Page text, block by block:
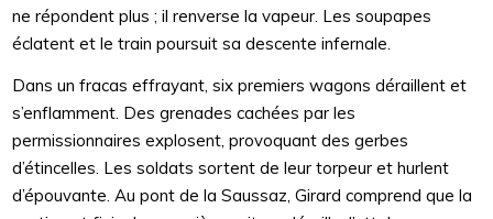
ne répondent plus ; il renverse la vapeur. Les soupapes
éclatent et le train poursuit sa descente infernale.
Dans un fracas effrayant, six premiers wagons déraillent et
s’enflamment. Des grenades cachées par les
permissionnaires explosent, provoquant des gerbes
d’étincelles. Les soldats sortent de leur torpeur et hurlent
d’épouvante. Au pont de la Saussaz, Girard comprend que la